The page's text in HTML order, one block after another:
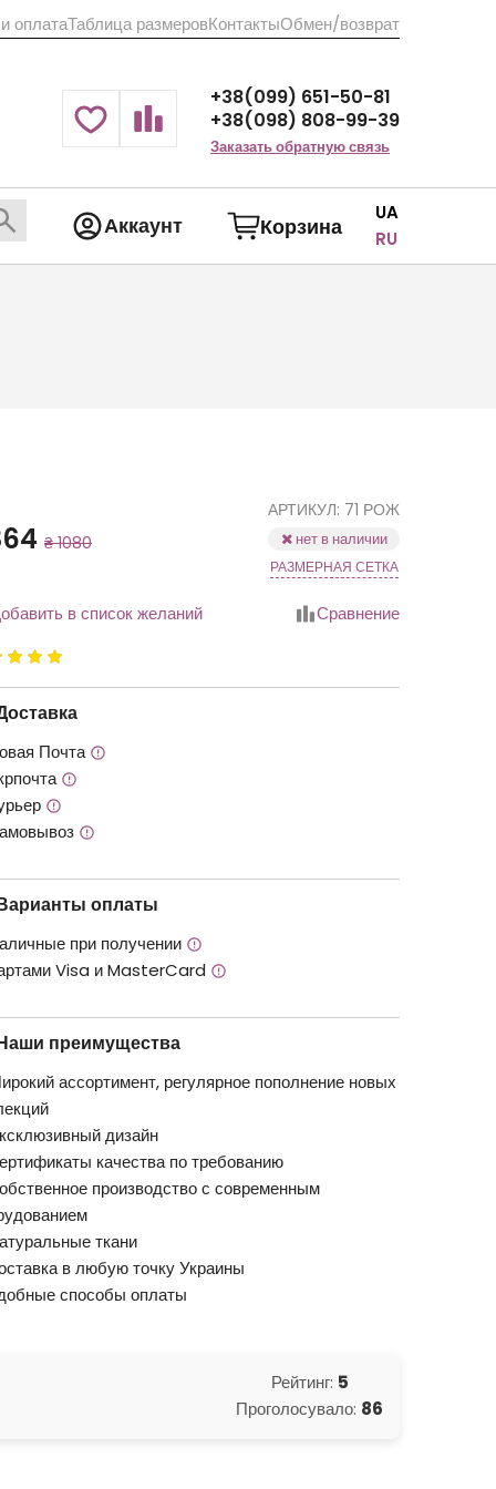
оплатаТаблица размеровКонтактыОбмен/возврат
+38(099) 651-50-81
+38(098) 808-99-39
Заказать обратную связь
Аккаунт Корзина
UA
RU
₴ 1080
АРТИКУЛ: 71 РОЖ
нет в наличии
РАЗМЕРНАЯ СЕТКА
в список желаний Сравнение
Почта
оплаты
при получении
Visa и MasterCard
преимущества
ассортимент, регулярное пополнение новых
дизайн
качества по требованию
производство с современным
ткани
в любую точку Украины
способы оплаты
Рейтинг: 5
Проголосувало: 86